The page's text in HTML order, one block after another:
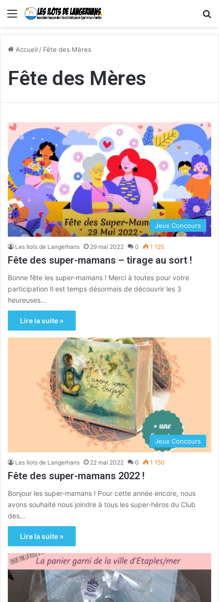
Menu
Accueil / Fête des Mères
Fête des Mères
Jeux Concours
Les Ilots de Langerhans 29 mai 2022 0 1 125
Fête des super-mamans – tirage au sort !
Bonne fête les super-mamans ! Merci à toutes pour votre
participation Il est temps désormais de découvrir les 3
heureuses…
Lire la suite »
Jeux Concours
Les Ilots de Langerhans 22 mai 2022 0 1 150
Fête des super-mamans 2022 !
Bonjour les super-mamans ! Pour cette année encore, nous
avons souhaité nous joindre à tous les super-héros du Club
des…
Lire la suite »